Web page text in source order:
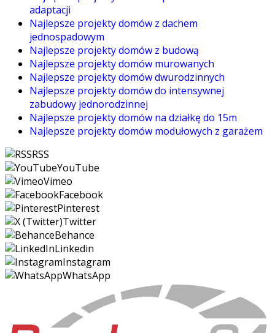
adaptacji
Najlepsze projekty domów z dachem
jednospadowym
Najlepsze projekty domów z budową
Najlepsze projekty domów murowanych
Najlepsze projekty domów dwurodzinnych
Najlepsze projekty domów do intensywnej
zabudowy jednorodzinnej
Najlepsze projekty domów na działkę do 15m
Najlepsze projekty domów modułowych z garażem
RSS
YouTube
Vimeo
Facebook
Pinterest
Twitter
Behance
Linkedin
Instagram
WhatsApp